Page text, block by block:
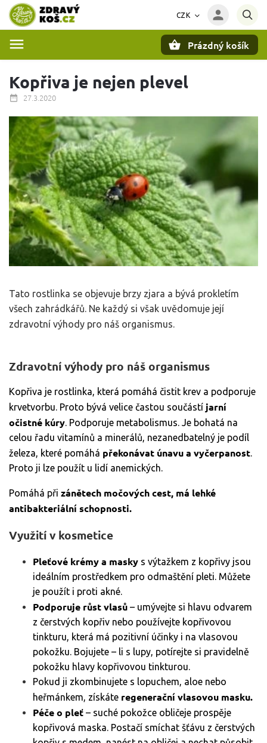
CZK
Prázdný košík
Kopřiva je nejen plevel
27.3.2020
Tato rostlinka se objevuje brzy zjara a bývá prokletím
všech zahrádkářů. Ne každý si však uvědomuje její
zdravotní výhody pro náš organismus.
Zdravotní výhody pro náš organismus
Kopřiva je rostlinka, která pomáhá čistit krev a podporuje
krvetvorbu. Proto bývá velice častou součástí jarní
očistné kúry. Podporuje metabolismus. Je bohatá na
celou řadu vitamínů a minerálů, nezanedbatelný je podíl
železa, které pomáhá překonávat únavu a vyčerpanost.
Proto ji lze použít u lidí anemických.
Pomáhá při zánětech močových cest, má lehké
antibakteriální schopnosti.
Využití v kosmetice
Pleťové krémy a masky s výtažkem z kopřivy jsou
ideálním prostředkem pro odmaštění pleti. Můžete
je použít i proti akné.
Podporuje růst vlasů – umývejte si hlavu odvarem
z čerstvých kopřiv nebo používejte kopřivovou
tinkturu, která má pozitivní účinky i na vlasovou
pokožku. Bojujete – li s lupy, potírejte si pravidelně
pokožku hlavy kopřivovou tinkturou.
Pokud ji zkombinujete s lopuchem, aloe nebo
heřmánkem, získáte regenerační vlasovou masku.
Péče o pleť – suché pokožce obličeje prospěje
kopřivová maska. Postačí smíchat šťávu z čerstvých